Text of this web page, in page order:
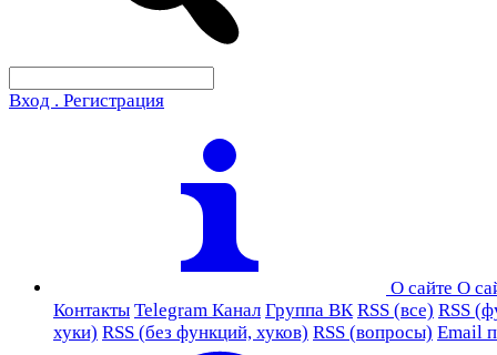
Вход . Регистрация
О сайте О
Контакты Telegram Канал Группа ВК RSS (все) RSS
хуки) RSS (без функций, хуков) RSS (вопросы) Email